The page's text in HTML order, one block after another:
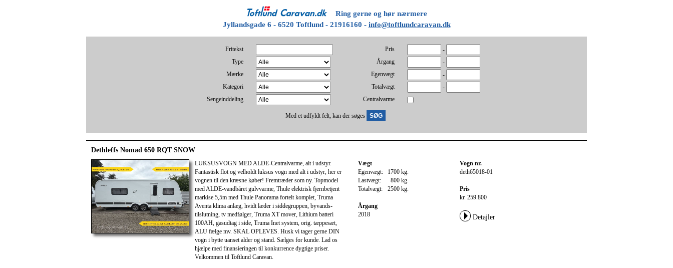
Ring gerne og hør nærmere
Jyllandsgade 6 - 6520 Toftlund - 21916160 - info@toftlundcaravan.dk
Fritekst
Type
Mærke
Kategori
Sengeinddeling
Pris
-
Årgang
-
Egenvægt
-
Totalvægt
-
Centralvarme
Med et udfyldt felt, kan der søges
Dethleffs Nomad 650 RQT SNOW
LUKSUSVOGN MED ALDE-Centralvarme, alt i udstyr.
Fantastisk flot og velholdt luksus vogn med alt i udstyr, her er
vognen til den kræsne køber! Fremtræder som ny. Topmodel
med ALDE-vandbåret gulvvarme, Thule elektrisk fjernbetjent
markise 5,5m med Thule Panorama fortelt komplet, Truma
Aventa klima anlæg, hvidt læder i siddegruppen, byvands-
tilslutning, tv medfølger, Truma XT mover, Lithium batteri
100AH, gasudtag i side, Truma Inet system, orig. tæppesæt,
ALU fælge mv. SKAL OPLEVES. Husk vi tager gerne DIN
vogn i bytte uanset alder og stand. Sælges for kunde. Lad os
hjælpe med finansieringen til konkurrence dygtige priser.
Velkommen til Toftlund Caravan.
Vægt
Egenvægt: 1700 kg.
Lastvægt:
800 kg.
Totalvægt: 2500 kg.
Årgang
2018
Vogn nr.
deth65018-01
Pris
kr. 259.800
Detajler